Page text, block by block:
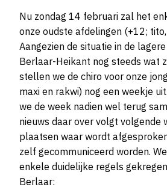
Nu zondag 14 februari zal het
onze oudste afdelingen (+12;
Aangezien de situatie in de
Berlaar-Heikant nog steeds wat
stellen we de chiro voor onze
maxi en rakwi) nog een weekje
we de week nadien wel terug
nieuws daar over volgt volgende
plaatsen waar wordt
zelf gecommuniceerd worden.
enkele duidelijke regels
Berlaar: